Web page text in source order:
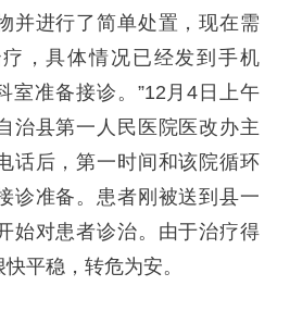
并进行了简单处置，现在需
，具体情况已经发到手机
室准备接诊。”12月4日上午
治县第一人民医院医改办主
话后，第一时间和该院循环
诊准备。患者刚被送到县一
始对患者诊治。由于治疗得
平稳，转危为安。